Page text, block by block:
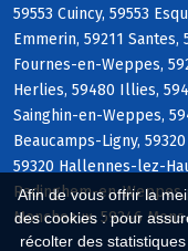
Afin de vous offrir la
des cookies : pour
récolter des
59553 Cuincy, 59553
Emmerin, 59211 Santes,
Fournes-en-Weppes,
Herlies, 59480 Illies,
Sainghin-en-Weppes,
Beaucamps-Ligny,
59320 Hallennes-lez-
Radinghem-en-
Moncheaux, 59246